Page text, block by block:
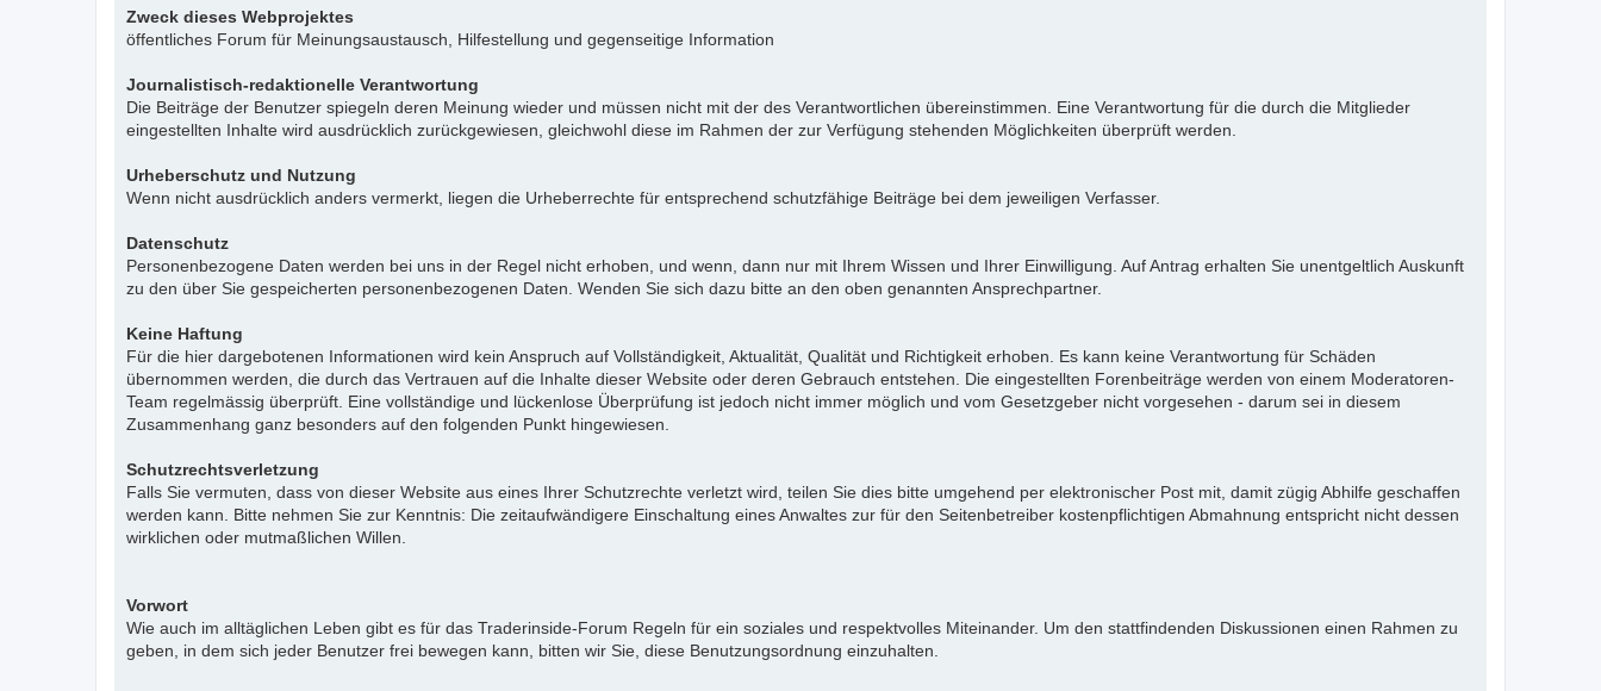
Zweck dieses Webprojektes
öffentliches Forum für Meinungsaustausch, Hilfestellung und gegenseitige Information
Journalistisch-redaktionelle Verantwortung
Die Beiträge der Benutzer spiegeln deren Meinung wieder und müssen nicht mit der des Verantwortlichen übereinstimmen. Eine Verantwortung für die durch die Mitglieder
eingestellten Inhalte wird ausdrücklich zurückgewiesen, gleichwohl diese im Rahmen der zur Verfügung stehenden Möglichkeiten überprüft werden.
Urheberschutz und Nutzung
Wenn nicht ausdrücklich anders vermerkt, liegen die Urheberrechte für entsprechend schutzfähige Beiträge bei dem jeweiligen Verfasser.
Datenschutz
Personenbezogene Daten werden bei uns in der Regel nicht erhoben, und wenn, dann nur mit Ihrem Wissen und Ihrer Einwilligung. Auf Antrag erhalten Sie unentgeltlich Auskunft
zu den über Sie gespeicherten personenbezogenen Daten. Wenden Sie sich dazu bitte an den oben genannten Ansprechpartner.
Keine Haftung
Für die hier dargebotenen Informationen wird kein Anspruch auf Vollständigkeit, Aktualität, Qualität und Richtigkeit erhoben. Es kann keine Verantwortung für Schäden
übernommen werden, die durch das Vertrauen auf die Inhalte dieser Website oder deren Gebrauch entstehen. Die eingestellten Forenbeiträge werden von einem Moderatoren-
Team regelmässig überprüft. Eine vollständige und lückenlose Überprüfung ist jedoch nicht immer möglich und vom Gesetzgeber nicht vorgesehen - darum sei in diesem
Zusammenhang ganz besonders auf den folgenden Punkt hingewiesen.
Schutzrechtsverletzung
Falls Sie vermuten, dass von dieser Website aus eines Ihrer Schutzrechte verletzt wird, teilen Sie dies bitte umgehend per elektronischer Post mit, damit zügig Abhilfe geschaffen
werden kann. Bitte nehmen Sie zur Kenntnis: Die zeitaufwändigere Einschaltung eines Anwaltes zur für den Seitenbetreiber kostenpflichtigen Abmahnung entspricht nicht dessen
wirklichen oder mutmaßlichen Willen.
Vorwort
Wie auch im alltäglichen Leben gibt es für das Traderinside-Forum Regeln für ein soziales und respektvolles Miteinander. Um den stattfindenden Diskussionen einen Rahmen zu
geben, in dem sich jeder Benutzer frei bewegen kann, bitten wir Sie, diese Benutzungsordnung einzuhalten.